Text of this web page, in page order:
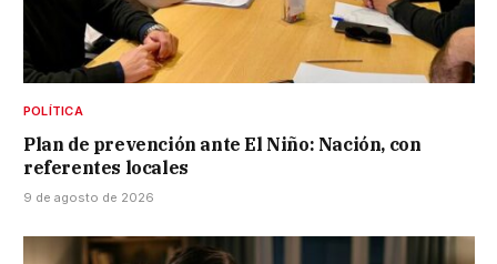
POLÍTICA
Plan de prevención ante El Niño: Nación, con
referentes locales
9 de agosto de 2026